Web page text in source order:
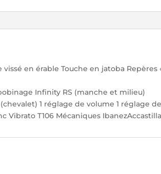
en érable Touche en jatoba Repères
Infinity RS (manche et milieu)
1 réglage de volume 1 réglage
Vibrato T106 Mécaniques